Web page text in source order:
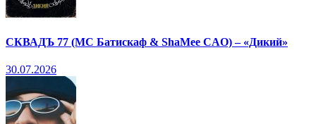
СКВАДЪ 77 (МС Батискаф & ShaMee CAO) – «Дикий»
30.07.2026